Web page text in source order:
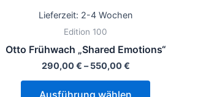
Lieferzeit: 2-4 Wochen
Edition 100
Otto Frühwach „Shared Emotions“
290,00€ –550,00€
Die
können